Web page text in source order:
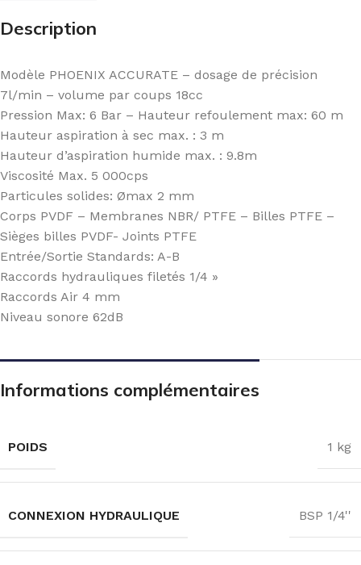
Description
Modèle PHOENIX ACCURATE – dosage de précision
7l/min – volume par coups 18cc
Pression Max: 6 Bar – Hauteur refoulement max: 60 m
Hauteur aspiration à sec max. : 3 m
Hauteur d’aspiration humide max. : 9.8m
Viscosité Max. 5 000cps
Particules solides: Ømax 2 mm
Corps PVDF – Membranes NBR/ PTFE – Billes PTFE –
Sièges billes PVDF- Joints PTFE
Entrée/Sortie Standards: A-B
Raccords hydrauliques filetés 1/4 »
Raccords Air 4 mm
Niveau sonore 62dB
Informations complémentaires
POIDS 1 kg
CONNEXION HYDRAULIQUE BSP 1/4''